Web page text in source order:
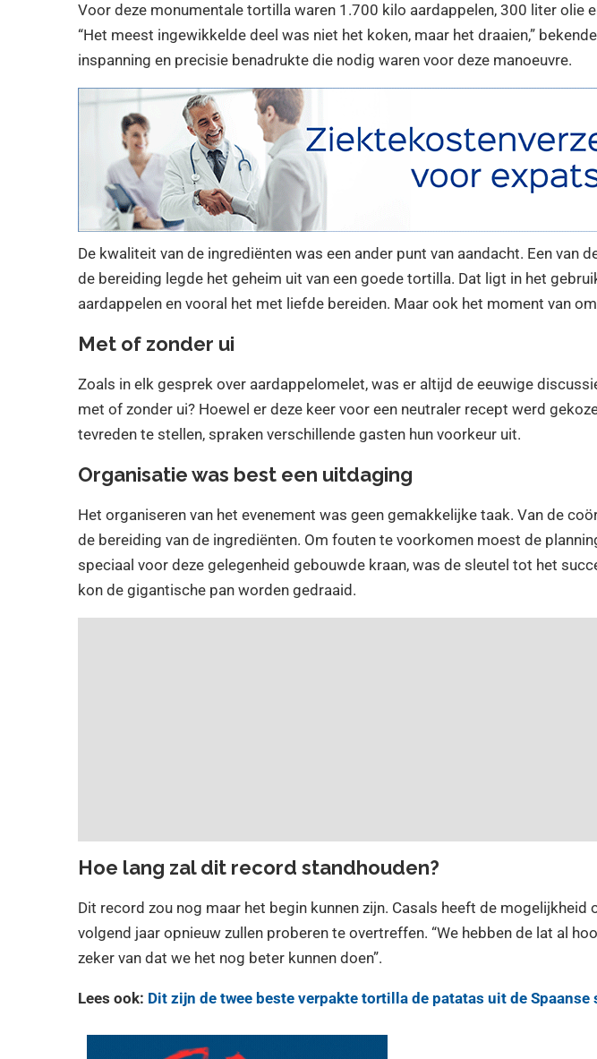
Voor deze monumentale tortilla waren 1.700 kilo aardappelen, 300 liter olie
“Het meest ingewikkelde deel was niet het koken, maar het draaien,”
inspanning en precisie benadrukte die nodig waren voor deze manoeuvre.
De kwaliteit van de ingrediënten was een ander punt van aandacht. Een van
de bereiding legde het geheim uit van een goede tortilla. Dat ligt in het
aardappelen en vooral het met liefde bereiden. Maar ook het moment van
Met of zonder ui
Zoals in elk gesprek over aardappelomelet, was er altijd de eeuwige
met of zonder ui? Hoewel er deze keer voor een neutraler recept werd
tevreden te stellen, spraken verschillende gasten hun voorkeur uit.
Organisatie was best een uitdaging
Het organiseren van het evenement was geen gemakkelijke taak. Van de
de bereiding van de ingrediënten. Om fouten te voorkomen moest de
speciaal voor deze gelegenheid gebouwde kraan, was de sleutel tot het
kon de gigantische pan worden gedraaid.
Hoe lang zal dit record standhouden?
Dit record zou nog maar het begin kunnen zijn. Casals heeft de mogelijkheid
volgend jaar opnieuw zullen proberen te overtreffen. “We hebben de lat al
zeker van dat we het nog beter kunnen doen”.
Lees ook: Dit zijn de twee beste verpakte tortilla de patatas uit de Spaanse